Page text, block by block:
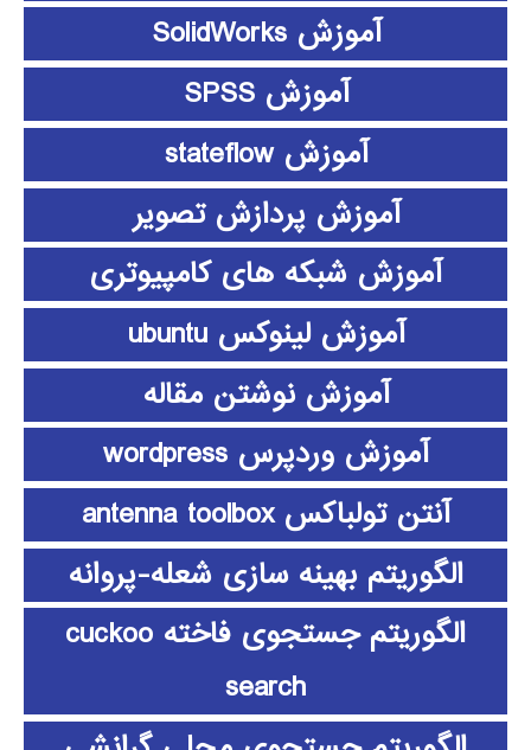
آموزش SolidWorks
آموزش SPSS
آموزش stateflow
آموزش پردازش تصویر
آموزش شبکه های کامپیوتری
آموزش لینوکس ubuntu
آموزش نوشتن مقاله
آموزش وردپرس wordpress
آنتن تولباکس antenna toolbox
الگوریتم بهینه سازی شعله-پروانه
الگوریتم جستجوی فاخته cuckoo
search